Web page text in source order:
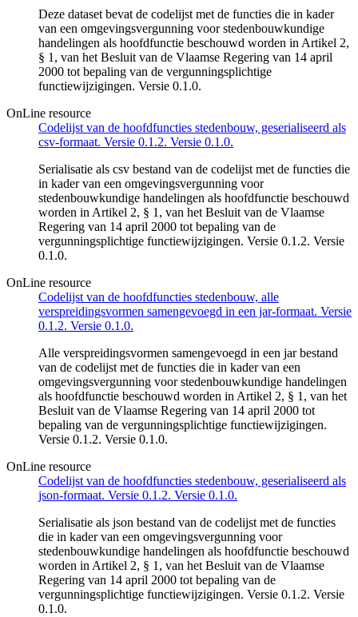
Deze dataset bevat de codelijst met de functies die in kader
van een omgevingsvergunning voor stedenbouwkundige
handelingen als hoofdfunctie beschouwd worden in Artikel 2,
§ 1, van het Besluit van de Vlaamse Regering van 14 april
2000 tot bepaling van de vergunningsplichtige
functiewijzigingen. Versie 0.1.0.
OnLine resource
Codelijst van de hoofdfuncties stedenbouw, geserialiseerd als
csv-formaat. Versie 0.1.2. Versie 0.1.0.
Serialisatie als csv bestand van de codelijst met de functies die
in kader van een omgevingsvergunning voor
stedenbouwkundige handelingen als hoofdfunctie beschouwd
worden in Artikel 2, § 1, van het Besluit van de Vlaamse
Regering van 14 april 2000 tot bepaling van de
vergunningsplichtige functiewijzigingen. Versie 0.1.2. Versie
0.1.0.
OnLine resource
Codelijst van de hoofdfuncties stedenbouw, alle
verspreidingsvormen samengevoegd in een jar-formaat. Versie
0.1.2. Versie 0.1.0.
Alle verspreidingsvormen samengevoegd in een jar bestand
van de codelijst met de functies die in kader van een
omgevingsvergunning voor stedenbouwkundige handelingen
als hoofdfunctie beschouwd worden in Artikel 2, § 1, van het
Besluit van de Vlaamse Regering van 14 april 2000 tot
bepaling van de vergunningsplichtige functiewijzigingen.
Versie 0.1.2. Versie 0.1.0.
OnLine resource
Codelijst van de hoofdfuncties stedenbouw, geserialiseerd als
json-formaat. Versie 0.1.2. Versie 0.1.0.
Serialisatie als json bestand van de codelijst met de functies
die in kader van een omgevingsvergunning voor
stedenbouwkundige handelingen als hoofdfunctie beschouwd
worden in Artikel 2, § 1, van het Besluit van de Vlaamse
Regering van 14 april 2000 tot bepaling van de
vergunningsplichtige functiewijzigingen. Versie 0.1.2. Versie
0.1.0.